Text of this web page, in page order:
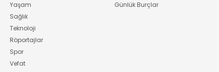
Yaşam
Sağlık
Teknoloji
Röportajlar
Spor
Vefat
Günlük Burçlar